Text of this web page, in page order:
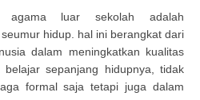
agama luar sekolah adalah
hidup. hal ini berangkat dari
dalam meningkatkan kualitas
sepanjang hidupnya, tidak
formal saja tetapi juga dalam